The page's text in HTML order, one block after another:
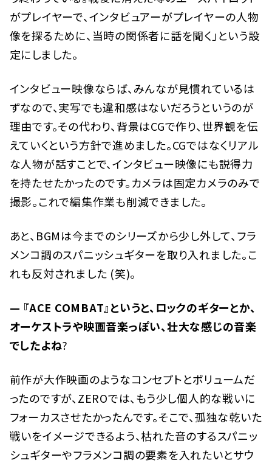
がプレイヤーで、インタビュアーがプレイヤーの人物
像を探るために、当時の関係者に話を聞く」という設
定にしました。
インタビュー映像ならば、みんなが見慣れているは
ずなので、実写でも違和感はないだろうというのが
理由です。その代わり、背景はCGで作り、世界観を伝
えていくという方針で進めました。CGではなくリアル
な人物が話すことで、インタビュー映像にも説得力
を持たせたかったのです。カメラは固定カメラのみで
撮影。これで編集作業も削減できました。
あと、BGMは今までのシリーズから少し外して、フラ
メンコ調のスパニッシュギターを取り入れました。こ
れも反対されました (笑)。
— 『ACE COMBAT』というと、ロックのギターとか、
オーケストラや映画音楽っぽい、壮大な感じの音楽
でしたよね?
前作が大作映画のようなコンセプトとボリュームだ
ったのですが、ZEROでは、もう少し個人的な戦いに
フォーカスさせたかったんです。そこで、孤独な乾いた
戦いをイメージできるよう、枯れた音のするスパニッ
シュギターやフラメンコ調の要素を入れたいとサウ